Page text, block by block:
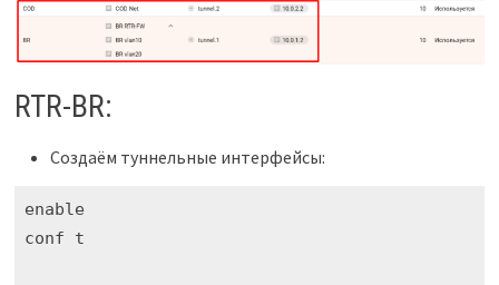
RTR-BR:
Создаём туннельные интерфейсы:
enable
conf t